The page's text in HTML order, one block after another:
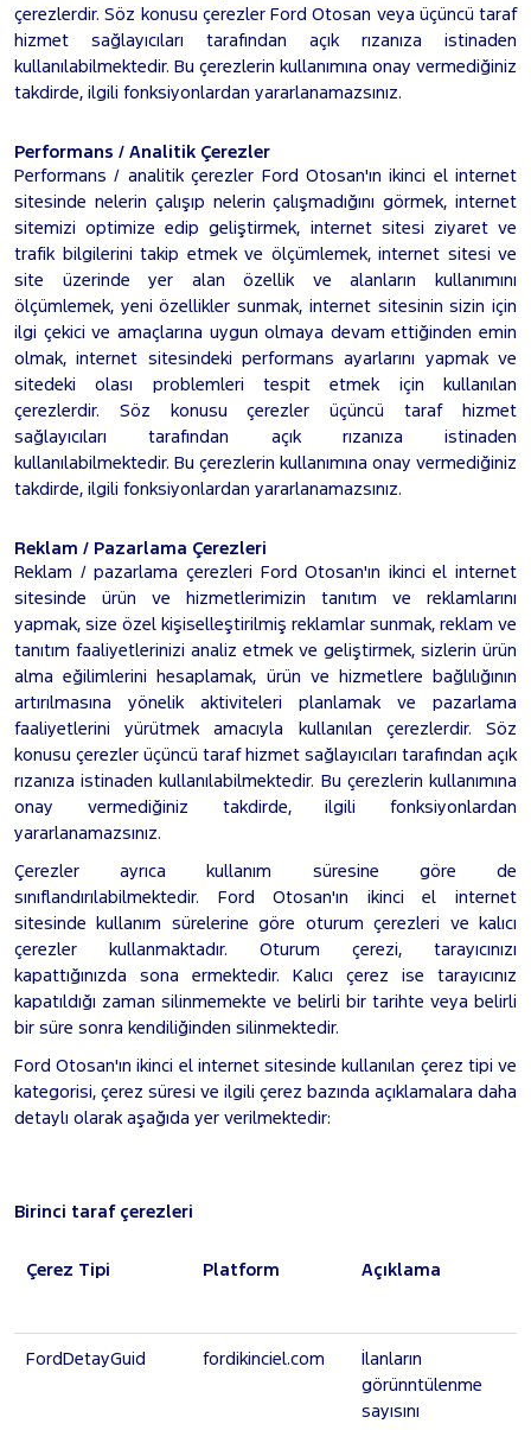
çerezlerdir. Söz konusu çerezler Ford Otosan veya üçüncü taraf
hizmet sağlayıcıları tarafından açık rızanıza istinaden
kullanılabilmektedir. Bu çerezlerin kullanımına onay vermediğiniz
takdirde, ilgili fonksiyonlardan yararlanamazsınız.
Performans / Analitik Çerezler
Performans / analitik çerezler Ford Otosan'ın ikinci el internet
sitesinde nelerin çalışıp nelerin çalışmadığını görmek, internet
sitemizi optimize edip geliştirmek, internet sitesi ziyaret ve
trafik bilgilerini takip etmek ve ölçümlemek, internet sitesi ve
site üzerinde yer alan özellik ve alanların kullanımını
ölçümlemek, yeni özellikler sunmak, internet sitesinin sizin için
ilgi çekici ve amaçlarına uygun olmaya devam ettiğinden emin
olmak, internet sitesindeki performans ayarlarını yapmak ve
sitedeki olası problemleri tespit etmek için kullanılan
çerezlerdir. Söz konusu çerezler üçüncü taraf hizmet
sağlayıcıları tarafından açık rızanıza istinaden
kullanılabilmektedir. Bu çerezlerin kullanımına onay vermediğiniz
takdirde, ilgili fonksiyonlardan yararlanamazsınız.
Reklam / Pazarlama Çerezleri
Reklam / pazarlama çerezleri Ford Otosan'ın ikinci el internet
sitesinde ürün ve hizmetlerimizin tanıtım ve reklamlarını
yapmak, size özel kişiselleştirilmiş reklamlar sunmak, reklam ve
tanıtım faaliyetlerinizi analiz etmek ve geliştirmek, sizlerin ürün
alma eğilimlerini hesaplamak, ürün ve hizmetlere bağlılığının
artırılmasına yönelik aktiviteleri planlamak ve pazarlama
faaliyetlerini yürütmek amacıyla kullanılan çerezlerdir. Söz
konusu çerezler üçüncü taraf hizmet sağlayıcıları tarafından açık
rızanıza istinaden kullanılabilmektedir. Bu çerezlerin kullanımına
onay vermediğiniz takdirde, ilgili fonksiyonlardan
yararlanamazsınız.
Çerezler ayrıca kullanım süresine göre de
sınıflandırılabilmektedir. Ford Otosan'ın ikinci el internet
sitesinde kullanım sürelerine göre oturum çerezleri ve kalıcı
çerezler kullanmaktadır. Oturum çerezi, tarayıcınızı
kapattığınızda sona ermektedir. Kalıcı çerez ise tarayıcınız
kapatıldığı zaman silinmemekte ve belirli bir tarihte veya belirli
bir süre sonra kendiliğinden silinmektedir.
Ford Otosan'ın ikinci el internet sitesinde kullanılan çerez tipi ve
kategorisi, çerez süresi ve ilgili çerez bazında açıklamalara daha
detaylı olarak aşağıda yer verilmektedir:
Birinci taraf çerezleri
Çerez Tipi Platform Açıklama
FordDetayGuid fordikinciel.com
İlanların
görünntülenme
sayısını